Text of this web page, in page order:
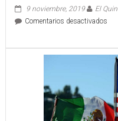
9 noviembre, 2019
El
Comentarios desactivadosen